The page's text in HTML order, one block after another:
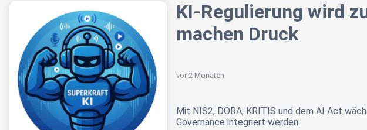
KI-Regulierung wird
machen Druck
vor 2 Monaten
Mit NIS2, DORA, KRITIS und dem AI Act
Governance integriert werden.